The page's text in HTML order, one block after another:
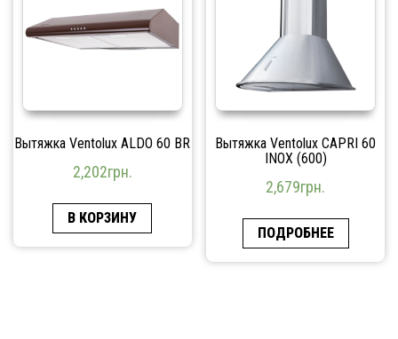
Вытяжка Ventolux ALDO 60 BR
2,202грн.
В КОРЗИНУ
Вытяжка Ventolux CAPRI 60
INOX (600)
2,679грн.
ПОДРОБНЕЕ